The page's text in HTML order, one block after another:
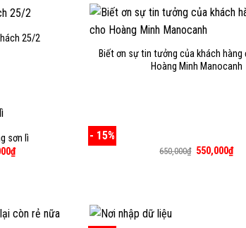
25/2
Biết ơn sự tin tưởng của khách hàng
Hoàng Minh Manocanh
sơn lì
₫Giá
hiện
- 15%
650,000₫ Giá
550,000₫Giá
hiện